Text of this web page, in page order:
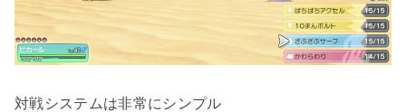
対戦システムは非常にシンプル